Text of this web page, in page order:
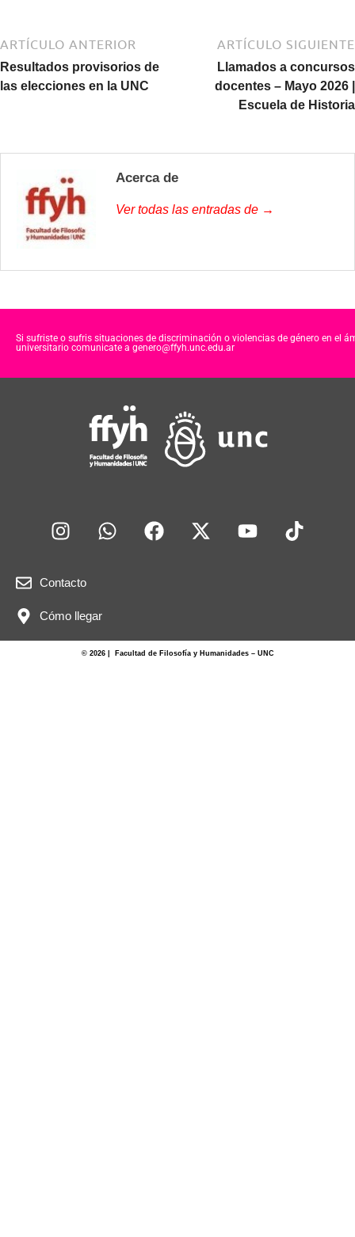
ARTÍCULO ANTERIOR
Resultados provisorios de
las elecciones en la UNC
ARTÍCULO SIGUIENTE
Llamados a concursos
docentes – Mayo 2026 |
Escuela de Historia
Acerca de
Ver todas las entradas de →
Si sufriste o sufris situaciones de discriminación o violencias de género en el
universitario comunicate a genero@ffyh.unc.edu.ar
Contacto
Cómo llegar
© 2026 | Facultad de Filosofía y Humanidades – UNC